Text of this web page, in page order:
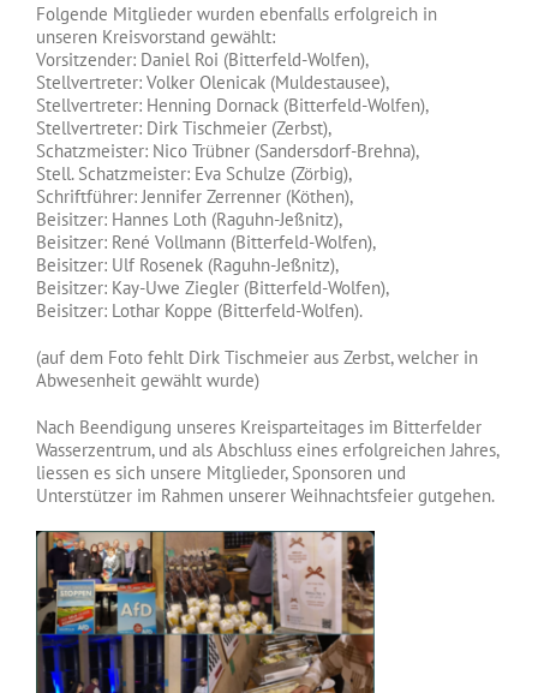
Folgende Mitglieder wurden ebenfalls erfolgreich in
unseren Kreisvorstand gewählt:
Vorsitzender: Daniel Roi (Bitterfeld-Wolfen),
Stellvertreter: Volker Olenicak (Muldestausee),
Stellvertreter: Henning Dornack (Bitterfeld-Wolfen),
Stellvertreter: Dirk Tischmeier (Zerbst),
Schatzmeister: Nico Trübner (Sandersdorf-Brehna),
Stell. Schatzmeister: Eva Schulze (Zörbig),
Schriftführer: Jennifer Zerrenner (Köthen),
Beisitzer: Hannes Loth (Raguhn-Jeßnitz),
Beisitzer: René Vollmann (Bitterfeld-Wolfen),
Beisitzer: Ulf Rosenek (Raguhn-Jeßnitz),
Beisitzer: Kay-Uwe Ziegler (Bitterfeld-Wolfen),
Beisitzer: Lothar Koppe (Bitterfeld-Wolfen).
(auf dem Foto fehlt Dirk Tischmeier aus Zerbst, welcher in
Abwesenheit gewählt wurde)
Nach Beendigung unseres Kreisparteitages im Bitterfelder
Wasserzentrum, und als Abschluss eines erfolgreichen Jahres,
liessen es sich unsere Mitglieder, Sponsoren und
Unterstützer im Rahmen unserer Weihnachtsfeier gutgehen.